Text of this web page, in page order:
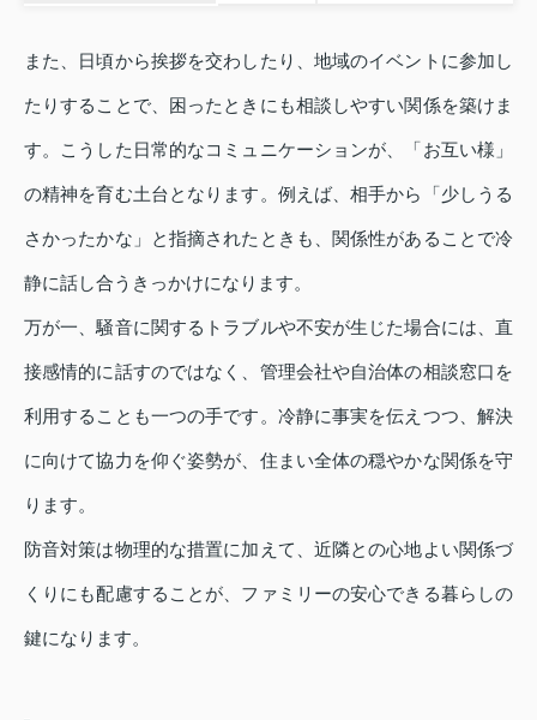
また、日頃から挨拶を交わしたり、地域のイベントに参加し
たりすることで、困ったときにも相談しやすい関係を築けま
す。こうした日常的なコミュニケーションが、「お互い様」
の精神を育む土台となります。例えば、相手から「少しうる
さかったかな」と指摘されたときも、関係性があることで冷
静に話し合うきっかけになります。
万が一、騒音に関するトラブルや不安が生じた場合には、直
接感情的に話すのではなく、管理会社や自治体の相談窓口を
利用することも一つの手です。冷静に事実を伝えつつ、解決
に向けて協力を仰ぐ姿勢が、住まい全体の穏やかな関係を守
ります。
防音対策は物理的な措置に加えて、近隣との心地よい関係づ
くりにも配慮することが、ファミリーの安心できる暮らしの
鍵になります。